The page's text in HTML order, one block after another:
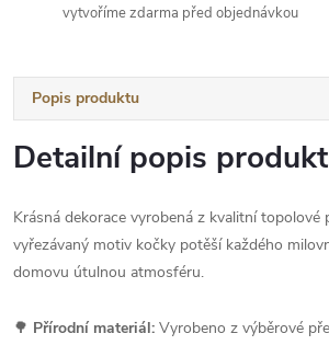
vytvoříme zdarma před objednávkou
Popis produktu
Detailní popis
Krásná dekorace vyrobená z kvalitní topolové
vyřezávaný motiv kočky potěší každého
domovu útulnou atmosféru.
🌳 Přírodní materiál: Vyrobeno z výběrové